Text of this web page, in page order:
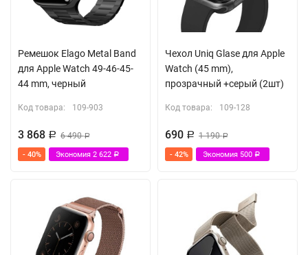
Ремешок Elago Metal Band
для Apple Watch 49-46-45-
44 mm, черный
Код товара: 109-903
3 868 Р 6 490Р
- 40% Экономия 2 622 Р
Чехол Uniq Glase для Apple
Watch (45 mm),
прозрачный +серый (2шт)
Код товара: 109-128
690 Р 1 190Р
- 42% Экономия 500 Р